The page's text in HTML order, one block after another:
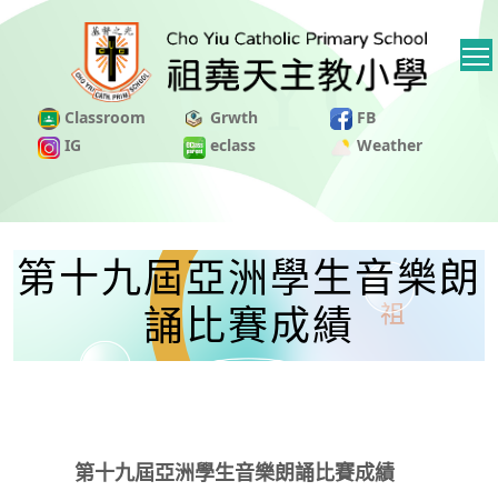
Classroom Grwth
FB
IG
eclass Weather
第十九屆亞洲學生音樂朗
誦比賽成績
第十九屆亞洲學生音樂朗誦比賽成績